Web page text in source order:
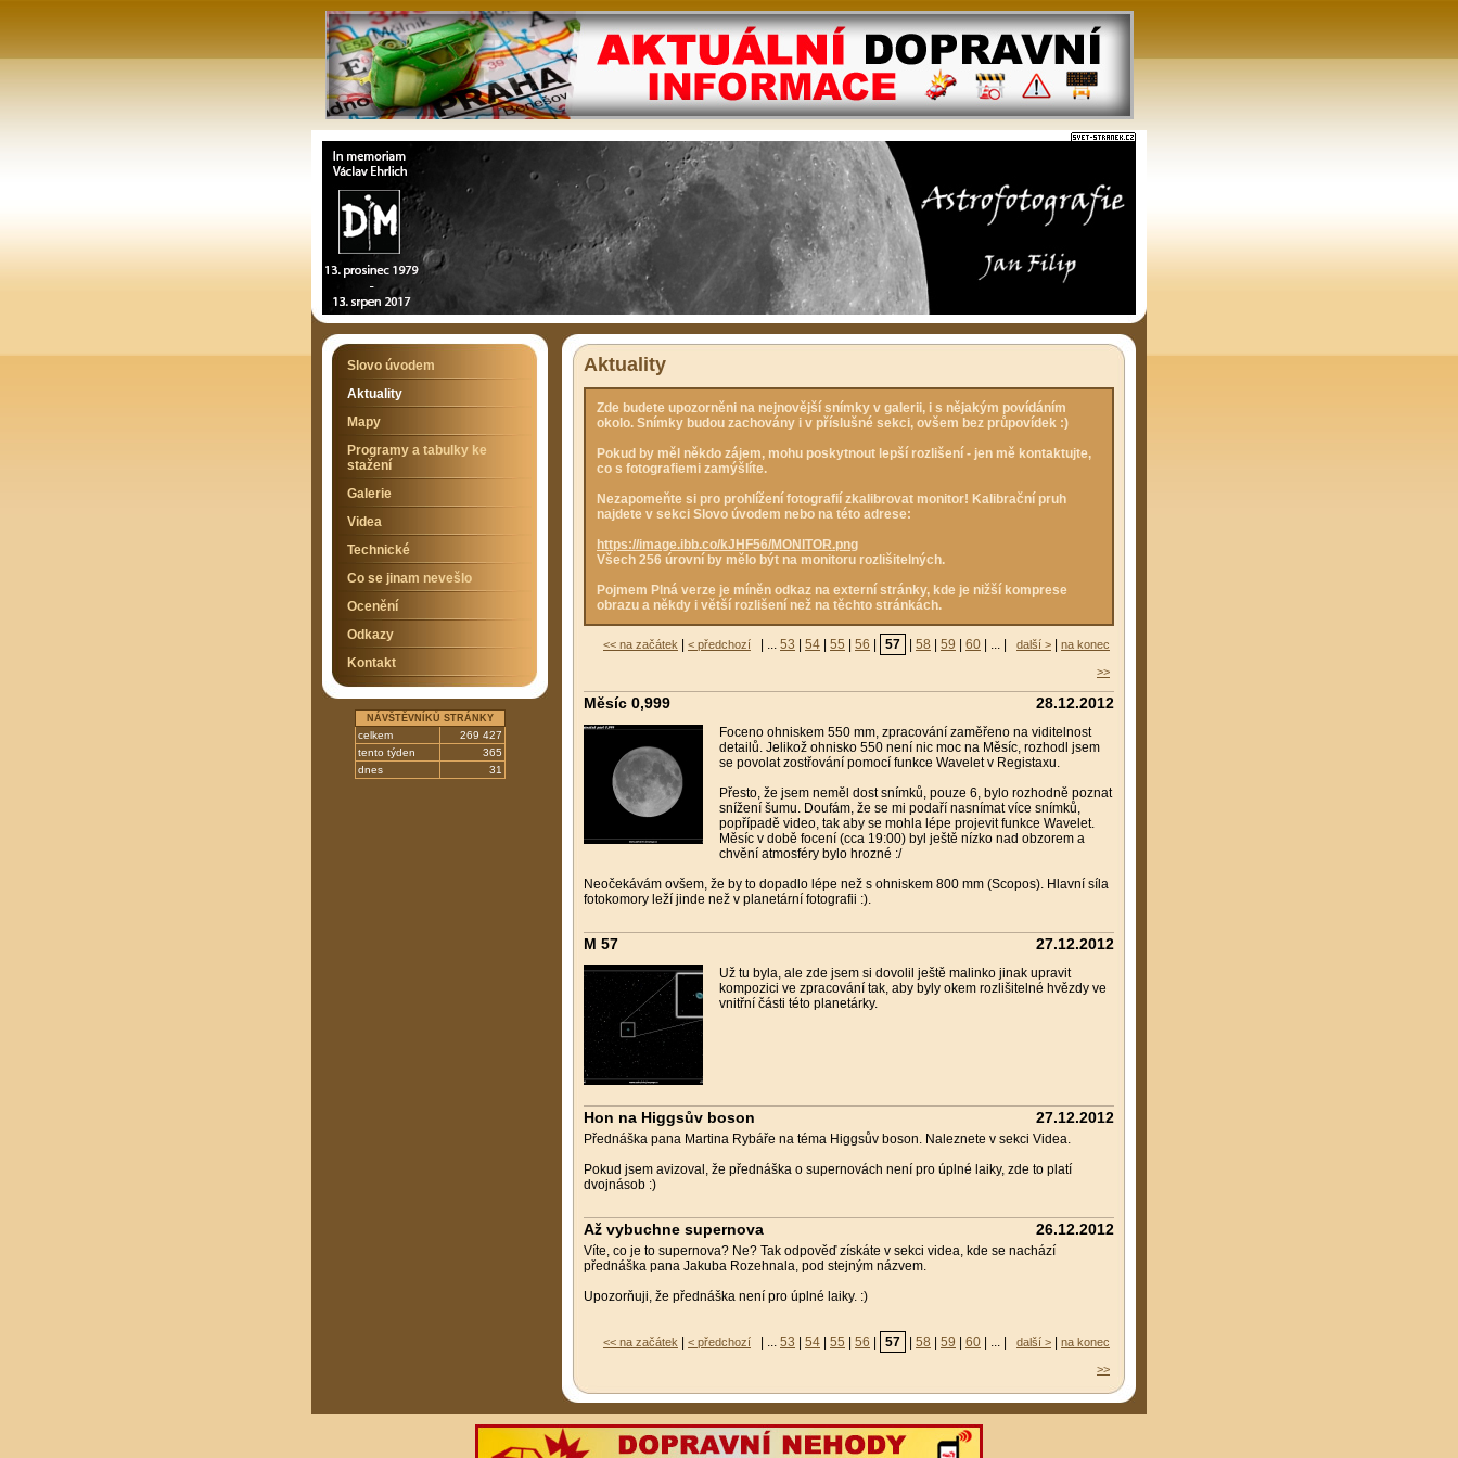
Aktuality
Zde budete upozorněni na nejnovější snímky v galerii, i s nějakým povídáním
okolo. Snímky budou zachovány i v příslušné sekci, ovšem bez průpovídek :)
Pokud by měl někdo zájem, mohu poskytnout lepší rozlišení - jen mě kontaktujte,
co s fotografiemi zamýšlíte.
Nezapomeňte si pro prohlížení fotografií zkalibrovat monitor! Kalibrační pruh
najdete v sekci Slovo úvodem nebo na této adrese:
https://image.ibb.co/kJHF56/MONITOR.png
Všech 256 úrovní by mělo být na monitoru rozlišitelných.
Pojmem Plná verze je míněn odkaz na externí stránky, kde je nižší komprese
obrazu a někdy i větší rozlišení než na těchto stránkách.
<< na začátek < předchozí | ... 53 54 55 56 57 58 59 60 | ... | další > na konec
>>
28.12.2012
Měsíc 0,999
Foceno ohniskem 550 mm, zpracování zaměřeno na viditelnost
detailů. Jelikož ohnisko 550 není nic moc na Měsíc, rozhodl jsem
se povolat zostřování pomocí funkce Wavelet v Registaxu.
Přesto, že jsem neměl dost snímků, pouze 6, bylo rozhodně poznat
snížení šumu. Doufám, že se mi podaří nasnímat více snímků,
popřípadě video, tak aby se mohla lépe projevit funkce Wavelet.
Měsíc v době focení (cca 19:00) byl ještě nízko nad obzorem a
chvění atmosféry bylo hrozné :/
Neočekávám ovšem, že by to dopadlo lépe než s ohniskem 800 mm (Scopos). Hlavní síla
fotokomory leží jinde než v planetární fotografii :).
27.12.2012
M 57
Už tu byla, ale zde jsem si dovolil ještě malinko jinak upravit
kompozici ve zpracování tak, aby byly okem rozlišitelné hvězdy ve
vnitřní části této planetárky.
27.12.2012
Hon na Higgsův boson
Přednáška pana Martina Rybáře na téma Higgsův boson. Naleznete v sekci Videa.
Pokud jsem avizoval, že přednáška o supernovách není pro úplné laiky, zde to platí
dvojnásob :)
26.12.2012
Až vybuchne supernova
Víte, co je to supernova? Ne? Tak odpověď získáte v sekci videa, kde se nachází
přednáška pana Jakuba Rozehnala, pod stejným názvem.
Upozorňuji, že přednáška není pro úplné laiky. :)
<< na začátek < předchozí | ... 53 54 55 56 57 58 59 60 | ... | další > na konec
>>
Slovo úvodem
Aktuality
Mapy
Programy a tabulky ke
stažení
Galerie
Videa
Technické
Co se jinam nevešlo
Ocenění
Odkazy
Kontakt
NÁVŠTĚVNÍKŮ STRÁNKY
celkem
269 427
tento týden
365
dnes
31